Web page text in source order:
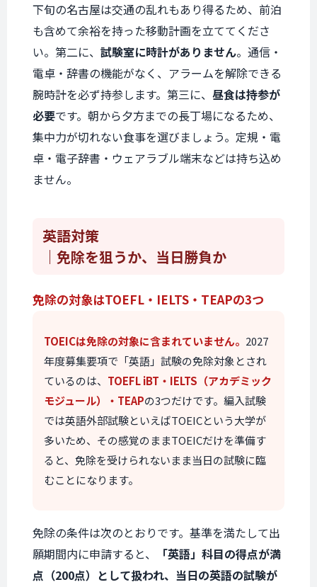
下旬の名古屋は交通の乱れもあり得るため、前泊
も含めて余裕を持った移動計画を立ててくださ
い。第二に、 試験室に時計がありません。通信・
電卓・辞書の機能がなく、アラームを解除できる
腕時計を必ず持参します。第三に、 昼食は持参が
必要です。朝から夕方までの長丁場になるため、
集中力が切れない食事を選びましょう。定規・電
卓・電子辞書・ウェアラブル端末などは持ち込め
ません。
英語対策
｜免除を狙うか、当日勝負か
免除の対象はTOEFL・IELTS・TEAPの3つ
TOEICは免除の対象に含まれていません。 2027
年度募集要項で「英語」試験の免除対象とされ
ているのは、 TOEFL iBT・IELTS（アカデミック
モジュール）・TEAPの3つだけです。編入試験
では英語外部試験といえばTOEICという大学が
多いため、その感覚のままTOEICだけを準備す
ると、免除を受けられないまま当日の試験に臨
むことになります。
免除の条件は次のとおりです。基準を満たして出
願期間内に申請すると、
「英語」科目の得点が満
点（200点）として扱われ、当日の英語の試験が